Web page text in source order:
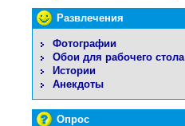
Развлечения
Фотографии
Обои для рабочего стола
Истории
Анекдоты
Опрос